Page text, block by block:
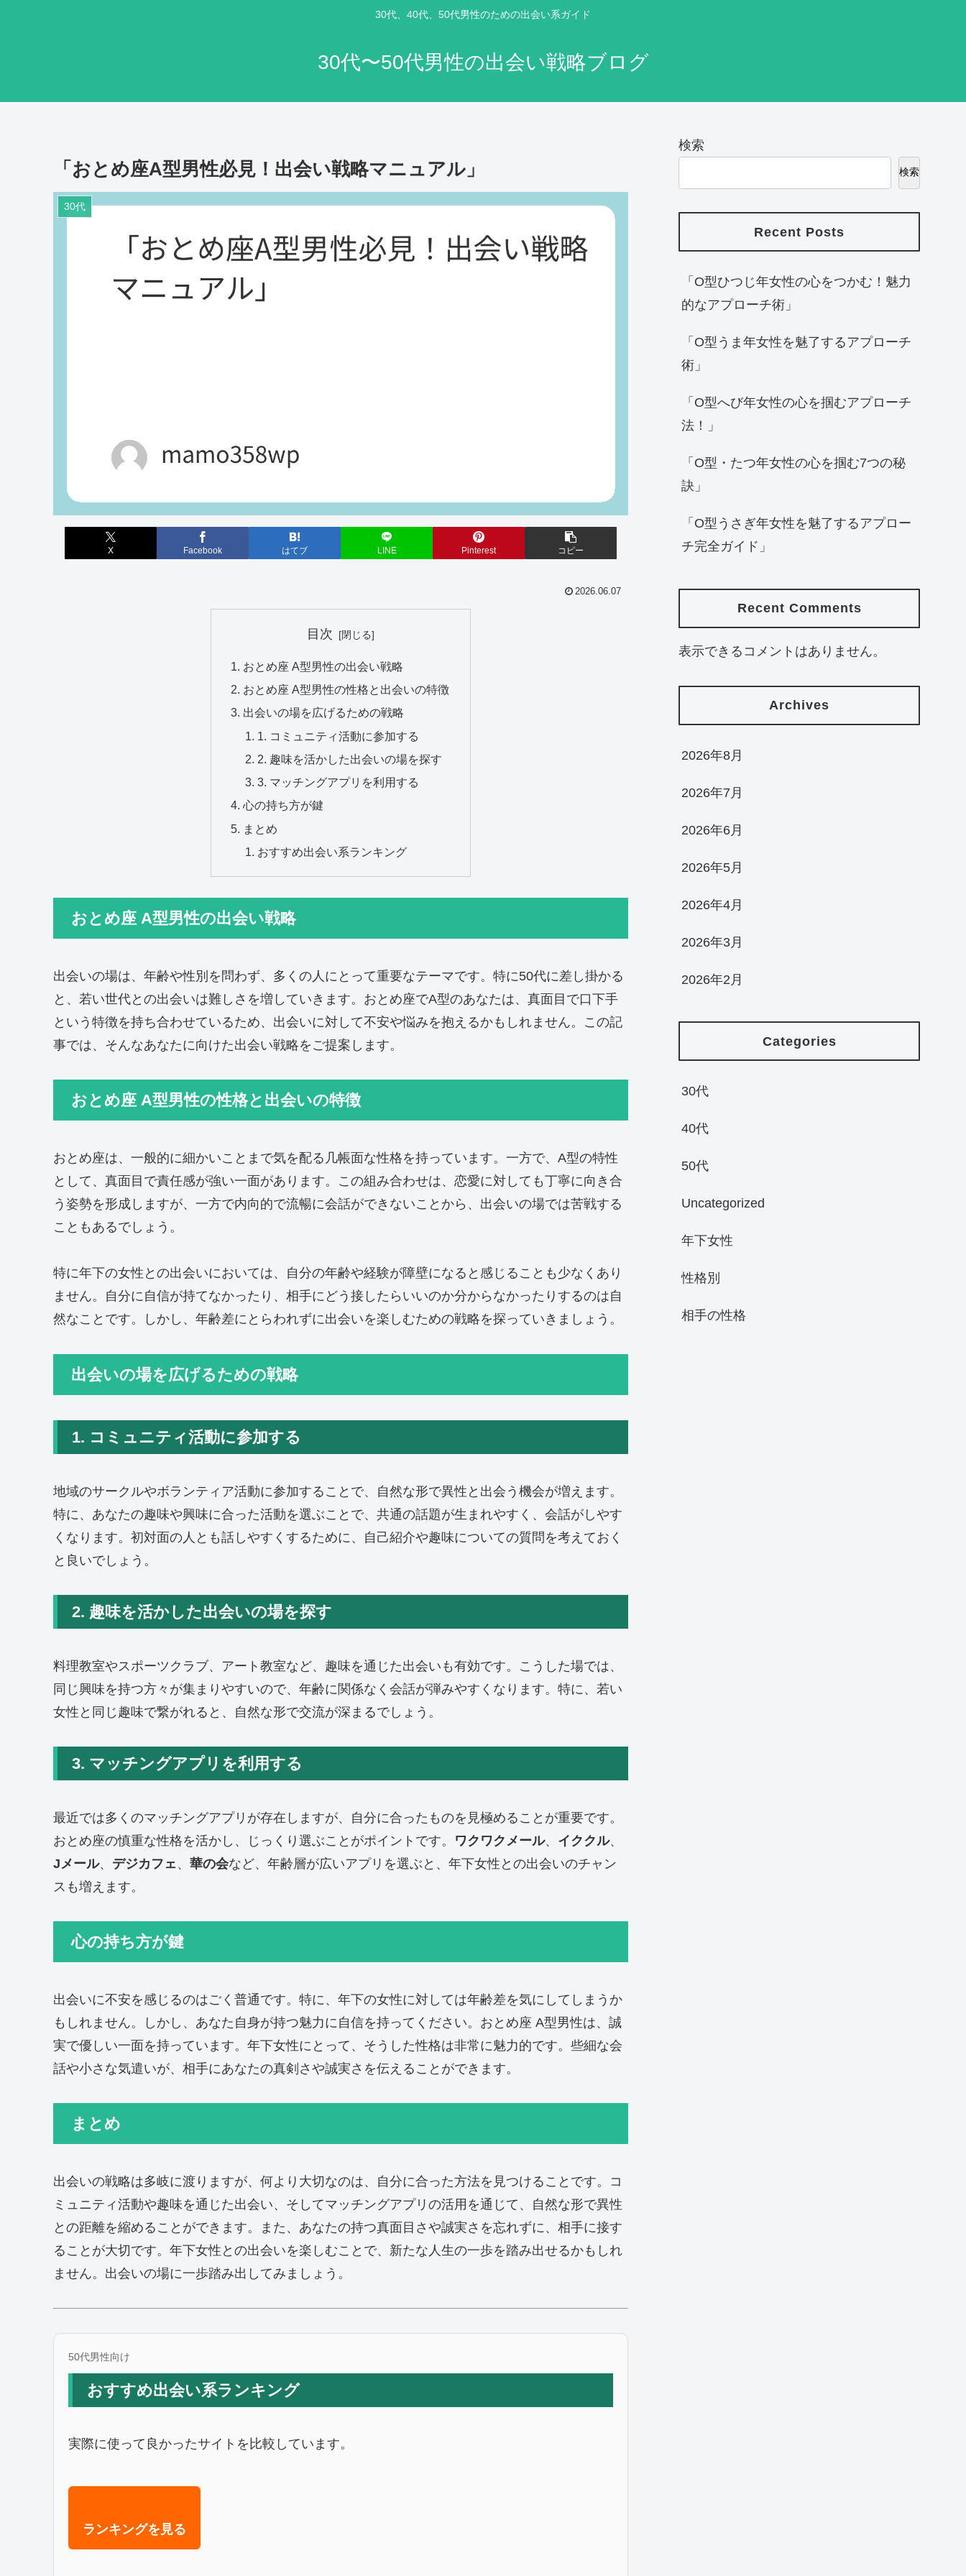
30代、40代、50代男性のための出会い系ガイド
30代〜50代男性の出会い戦略ブログ
「おとめ座A型男性必見！出会い戦略マニュアル」
30代
X Facebook はてブ LINE Pinterest コピー
2026.06.07
目次
おとめ座 A型男性の出会い戦略
おとめ座 A型男性の性格と出会いの特徴
出会いの場を広げるための戦略
1. コミュニティ活動に参加する
2. 趣味を活かした出会いの場を探す
3. マッチングアプリを利用する
心の持ち方が鍵
まとめ
おすすめ出会い系ランキング
おとめ座 A型男性の出会い戦略
出会いの場は、年齢や性別を問わず、多くの人にとって重要なテーマです。特に50代に差し掛かる
と、若い世代との出会いは難しさを増していきます。おとめ座でA型のあなたは、真面目で口下手
という特徴を持ち合わせているため、出会いに対して不安や悩みを抱えるかもしれません。この記
事では、そんなあなたに向けた出会い戦略をご提案します。
おとめ座 A型男性の性格と出会いの特徴
おとめ座は、一般的に細かいことまで気を配る几帳面な性格を持っています。一方で、A型の特性
として、真面目で責任感が強い一面があります。この組み合わせは、恋愛に対しても丁寧に向き合
う姿勢を形成しますが、一方で内向的で流暢に会話ができないことから、出会いの場では苦戦する
こともあるでしょう。
特に年下の女性との出会いにおいては、自分の年齢や経験が障壁になると感じることも少なくあり
ません。自分に自信が持てなかったり、相手にどう接したらいいのか分からなかったりするのは自
然なことです。しかし、年齢差にとらわれずに出会いを楽しむための戦略を探っていきましょう。
出会いの場を広げるための戦略
1. コミュニティ活動に参加する
地域のサークルやボランティア活動に参加することで、自然な形で異性と出会う機会が増えます。
特に、あなたの趣味や興味に合った活動を選ぶことで、共通の話題が生まれやすく、会話がしやす
くなります。初対面の人とも話しやすくするために、自己紹介や趣味についての質問を考えておく
と良いでしょう。
2. 趣味を活かした出会いの場を探す
料理教室やスポーツクラブ、アート教室など、趣味を通じた出会いも有効です。こうした場では、
同じ興味を持つ方々が集まりやすいので、年齢に関係なく会話が弾みやすくなります。特に、若い
女性と同じ趣味で繋がれると、自然な形で交流が深まるでしょう。
3. マッチングアプリを利用する
最近では多くのマッチングアプリが存在しますが、自分に合ったものを見極めることが重要です。
おとめ座の慎重な性格を活かし、じっくり選ぶことがポイントです。 ワクワクメール、 イククル、
Jメール、 デジカフェ、 華の会など、年齢層が広いアプリを選ぶと、年下女性との出会いのチャン
スも増えます。
心の持ち方が鍵
出会いに不安を感じるのはごく普通です。特に、年下の女性に対しては年齢差を気にしてしまうか
もしれません。しかし、あなた自身が持つ魅力に自信を持ってください。おとめ座 A型男性は、誠
実で優しい一面を持っています。年下女性にとって、そうした性格は非常に魅力的です。些細な会
話や小さな気遣いが、相手にあなたの真剣さや誠実さを伝えることができます。
まとめ
出会いの戦略は多岐に渡りますが、何より大切なのは、自分に合った方法を見つけることです。コ
ミュニティ活動や趣味を通じた出会い、そしてマッチングアプリの活用を通じて、自然な形で異性
との距離を縮めることができます。また、あなたの持つ真面目さや誠実さを忘れずに、相手に接す
ることが大切です。年下女性との出会いを楽しむことで、新たな人生の一歩を踏み出せるかもしれ
ません。出会いの場に一歩踏み出してみましょう。
50代男性向け
おすすめ出会い系ランキング
実際に使って良かったサイトを比較しています。
ランキングを見る
検索
検索
Recent Posts
「O型ひつじ年女性の心をつかむ！魅力
的なアプローチ術」
「O型うま年女性を魅了するアプローチ
術」
「O型へび年女性の心を掴むアプローチ
法！」
「O型・たつ年女性の心を掴む7つの秘
訣」
「O型うさぎ年女性を魅了するアプロー
チ完全ガイド」
Recent Comments
表示できるコメントはありません。
Archives
2026年8月
2026年7月
2026年6月
2026年5月
2026年4月
2026年3月
2026年2月
Categories
30代
40代
50代
Uncategorized
年下女性
性格別
相手の性格